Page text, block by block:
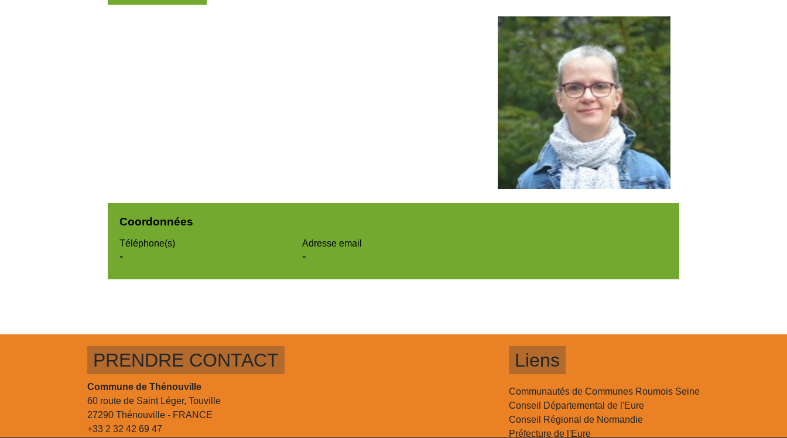
Coordonnées
Téléphone(s)
-
Adresse email
-
PRENDRE CONTACT
Commune de Thénouville
60 route de Saint Léger, Touville
27290 Thénouville - FRANCE
+33 2 32 42 69 47
Liens
Communautés de Communes Roumois Seine
Conseil Départemental de l'Eure
Conseil Régional de Normandie
Préfecture de l'Eure